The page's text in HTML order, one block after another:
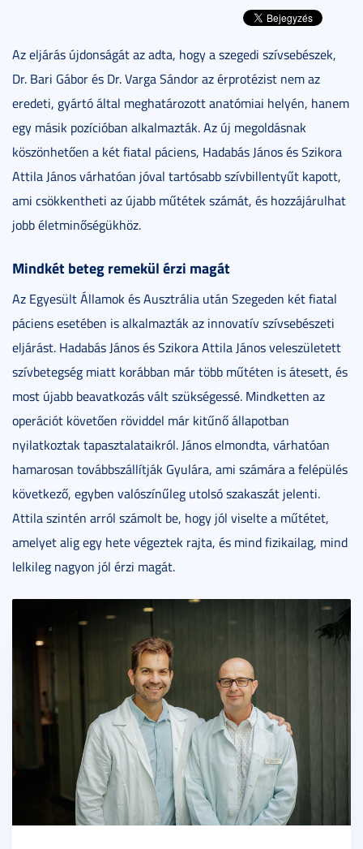
Az eljárás újdonságát az adta, hogy a szegedi szívsebészek,
Dr. Bari Gábor és Dr. Varga Sándor az érprotézist nem az
eredeti, gyártó által meghatározott anatómiai helyén, hanem
egy másik pozícióban alkalmazták. Az új megoldásnak
köszönhetően a két fiatal páciens, Hadabás János és Szikora
Attila János várhatóan jóval tartósabb szívbillentyűt kapott,
ami csökkentheti az újabb műtétek számát, és hozzájárulhat
jobb életminőségükhöz.
Mindkét beteg remekül érzi magát
Az Egyesült Államok és Ausztrália után Szegeden két fiatal
páciens esetében is alkalmazták az innovatív szívsebészeti
eljárást. Hadabás János és Szikora Attila János veleszületett
szívbetegség miatt korábban már több műtéten is átesett, és
most újabb beavatkozás vált szükségessé. Mindketten az
operációt követően röviddel már kitűnő állapotban
nyilatkoztak tapasztalataikról. János elmondta, várhatóan
hamarosan továbbszállítják Gyulára, ami számára a felépülés
következő, egyben valószínűleg utolsó szakaszát jelenti.
Attila szintén arról számolt be, hogy jól viselte a műtétet,
amelyet alig egy hete végeztek rajta, és mind fizikailag, mind
lelkileg nagyon jól érzi magát.